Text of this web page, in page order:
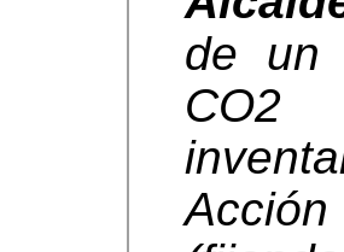
de un
CO2